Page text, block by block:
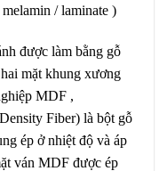
/ laminate )
được làm bằng gỗ
mặt khung xương
MDF ,
Fiber) là bột gỗ
ép ở nhiệt độ và áp
ván MDF được ép